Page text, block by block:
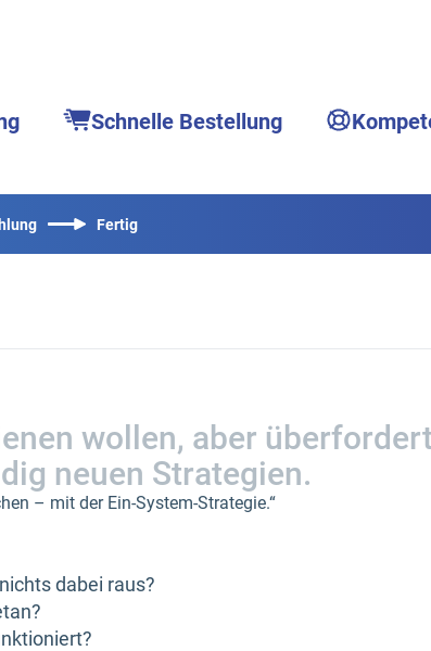
Schnelle Bestellung
Fertig
wollen, aber überfordert
neuen Strategien.
– mit der Ein-System-Strategie.“
dabei raus?